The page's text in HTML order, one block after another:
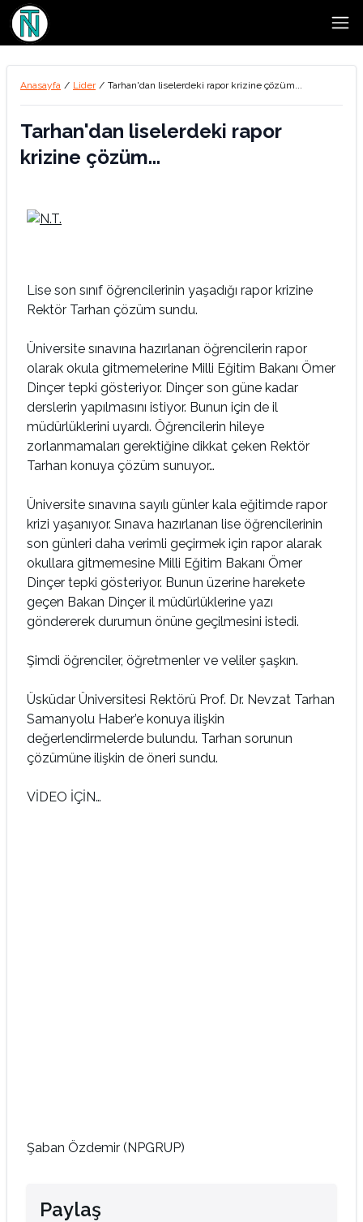
Anasayfa / Lider / Tarhan'dan liselerdeki rapor krizine çözüm...
Tarhan'dan liselerdeki rapor
krizine çözüm...
Lise son sınıf öğrencilerinin yaşadığı rapor krizine
Rektör Tarhan çözüm sundu.
Üniversite sınavına hazırlanan öğrencilerin rapor
olarak okula gitmemelerine Milli Eğitim Bakanı Ömer
Dinçer tepki gösteriyor. Dinçer son güne kadar
derslerin yapılmasını istiyor. Bunun için de il
müdürlüklerini uyardı. Öğrencilerin hileye
zorlanmamaları gerektiğine dikkat çeken Rektör
Tarhan konuya çözüm sunuyor…
Üniversite sınavına sayılı günler kala eğitimde rapor
krizi yaşanıyor. Sınava hazırlanan lise öğrencilerinin
son günleri daha verimli geçirmek için rapor alarak
okullara gitmemesine Milli Eğitim Bakanı Ömer
Dinçer tepki gösteriyor. Bunun üzerine harekete
geçen Bakan Dinçer il müdürlüklerine yazı
göndererek durumun önüne geçilmesini istedi.
Şimdi öğrenciler, öğretmenler ve veliler şaşkın.
Üsküdar Üniversitesi Rektörü Prof. Dr. Nevzat Tarhan
Samanyolu Haber’e konuya ilişkin
değerlendirmelerde bulundu. Tarhan sorunun
çözümüne ilişkin de öneri sundu.
VİDEO İÇİN…
Şaban Özdemir (NPGRUP)
Paylaş